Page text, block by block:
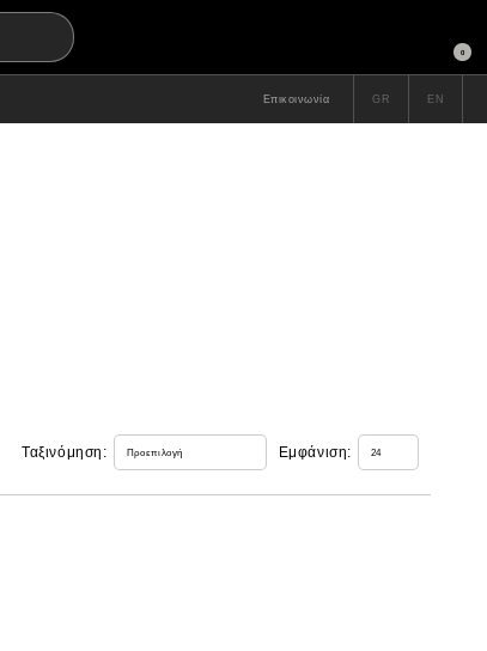
0
Επικοινωνία GR EN
Ταξινόμηση: Εμφάνιση: